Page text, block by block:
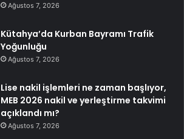
Ağustos 7, 2026
Kütahya’da Kurban Bayramı Trafik
Yoğunluğu
Ağustos 7, 2026
Lise nakil işlemleri ne zaman başlıyor,
MEB 2026 nakil ve yerleştirme takvimi
açıklandı mı?
Ağustos 7, 2026